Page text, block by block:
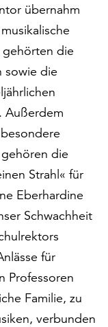
übernahm
gehörten die
sowie die
Außerdem
die
Strahl« für
Eberhardine
Schwachheit
für
Professoren
Familie, zu
verbunden